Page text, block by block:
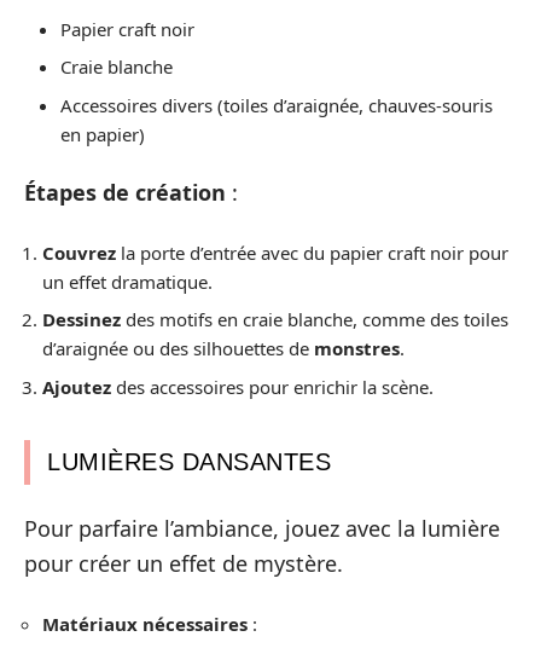
Papier craft noir
Craie blanche
Accessoires divers (toiles d’araignée, chauves-souris
en papier)
Étapes de création :
Couvrez la porte d’entrée avec du papier craft noir pour
un effet dramatique.
Dessinez des motifs en craie blanche, comme des toiles
d’araignée ou des silhouettes de monstres.
Ajoutez des accessoires pour enrichir la scène.
LUMIÈRES DANSANTES
Pour parfaire l’ambiance, jouez avec la lumière
pour créer un effet de mystère.
Matériaux nécessaires :